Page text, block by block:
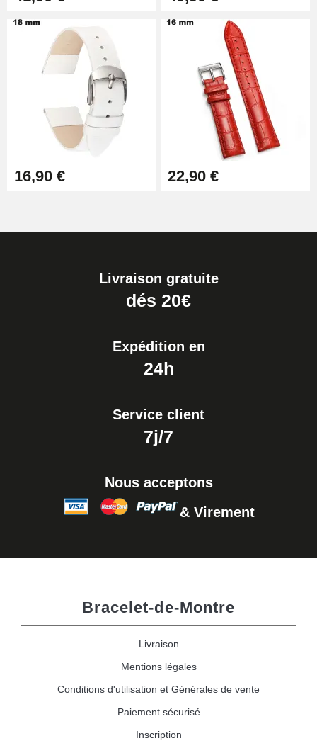
16,90 € 22,90 €
Livraison gratuite
dés 20€
Expédition en
24h
Service client
7j/7
Nous acceptons
& Virement
Bracelet-de-Montre
Livraison
Mentions légales
Conditions d'utilisation et Générales de vente
Paiement sécurisé
Inscription